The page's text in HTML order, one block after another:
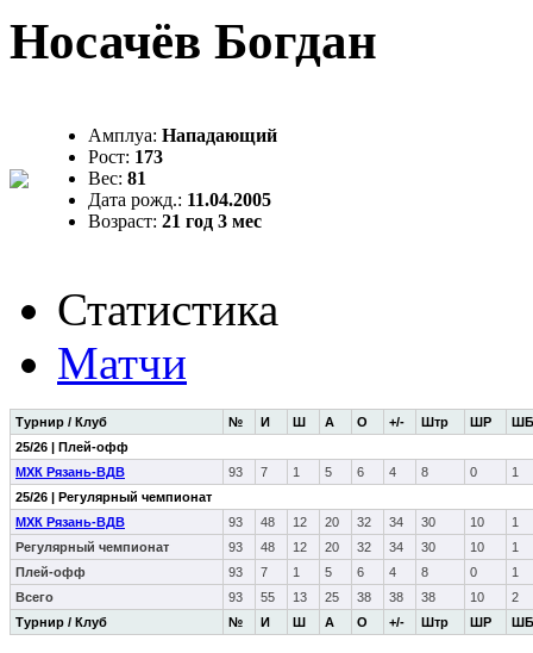
Носачёв Богдан
Амплуа: Нападающий
Рост: 173
Вес: 81
Дата рожд.: 11.04.2005
Возраст: 21 год 3 мес
Статистика
Матчи
Турнир / Клуб № И Ш А О +/- Штр ШР ШБ
Турнир / Клуб № И Ш А О +/- Штр ШР ШБ
25/26 | Плей-офф
МХК Рязань-ВДВ
93 7 1 5 6 4 8 0
1
25/26 | Регулярный чемпионат
МХК Рязань-ВДВ
93 48 12 20 32 34 30 10
1
Регулярный чемпионат
93 48 12 20 32 34 30 10
1
Плей-офф
93 7 1 5 6 4 8 0
1
Всего
93 55 13 25 38 38 38 10 2